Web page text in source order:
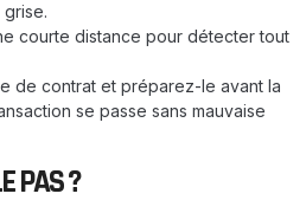
courte distance pour détecter tout
de contrat et préparez-le avant la
se passe sans mauvaise
PAS ?